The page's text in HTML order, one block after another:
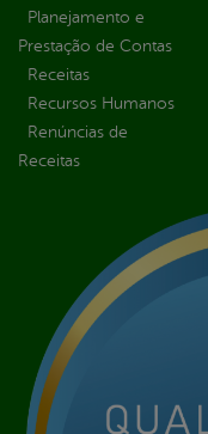
Planejamento e
Prestação de Contas
Receitas
Recursos Humanos
Renúncias de
Receitas